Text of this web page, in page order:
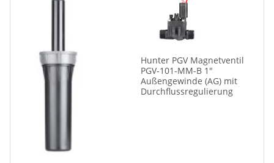
Hunter PGV Magnetventil
PGV-101-MM-B 1"
Außengewinde (AG) mit
Durchflussregulierung